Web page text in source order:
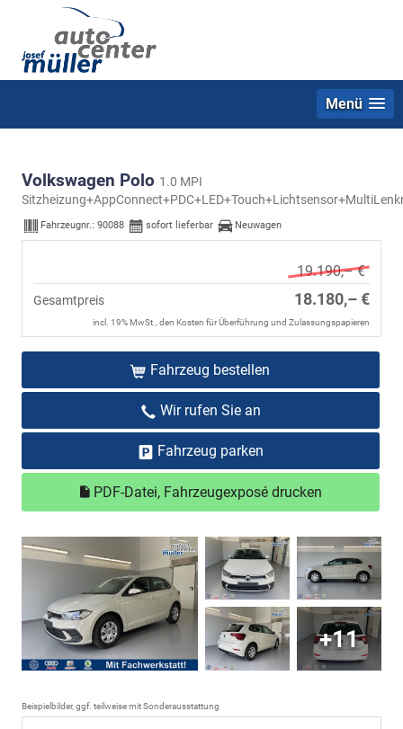
Menü
Volkswagen Polo 1.0 MPI
Fahrzeugnr.: 90088 sofort lieferbar Neuwagen
19.190,– €
Gesamtpreis 18.180,– €
incl. 19% MwSt., den Kosten für Überführung und Zulassungspapieren
Fahrzeug bestellen
Wir rufen Sie an
Fahrzeug parken
PDF-Datei, Fahrzeugexposé drucken
+11
Beispielbilder, ggf. teilweise mit Sonderausstattung